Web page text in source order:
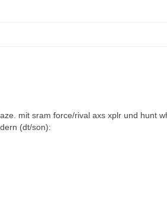
mit sram force/rival axs xplr und hunt
(dt/son):